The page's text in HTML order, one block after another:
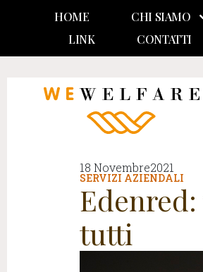
HOME CHI SIAMO
LINK
CONTATTI
18 Novembre2021
SERVIZI AZIENDALI
tutti